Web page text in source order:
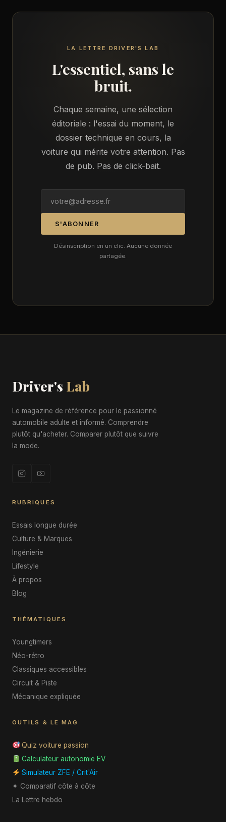
LA LETTRE DRIVER'S LAB
L'essentiel, sans le
bruit.
Chaque semaine, une sélection
éditoriale : l'essai du moment, le
dossier technique en cours, la
voiture qui mérite votre attention. Pas
de pub. Pas de click-bait.
S'ABONNER
Désinscription en un clic. Aucune donnée
partagée.
Driver's Lab
Le magazine de référence pour le passionné
automobile adulte et informé. Comprendre
plutôt qu'acheter. Comparer plutôt que suivre
la mode.
RUBRIQUES
Essais longue durée
Culture & Marques
Ingénierie
Lifestyle
À propos
Blog
THÉMATIQUES
Youngtimers
Néo-rétro
Classiques accessibles
Circuit & Piste
Mécanique expliquée
OUTILS & LE MAG
Quiz voiture passion
Calculateur autonomie EV
Simulateur ZFE / Crit'Air
✦ Comparatif côte à côte
La Lettre hebdo